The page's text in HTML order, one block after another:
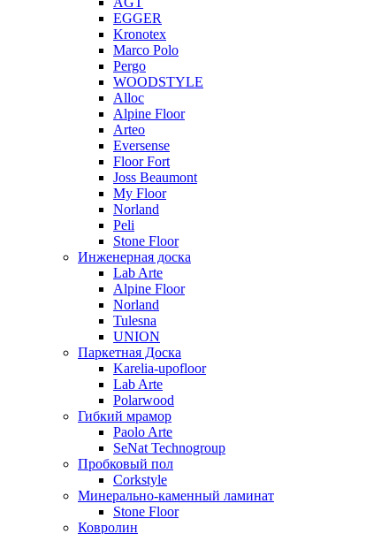
EGGER
Kronotex
Marco Polo
Pergo
WOODSTYLE
Alloc
Alpine Floor
Arteo
Eversense
Floor Fort
Joss Beaumont
My Floor
Norland
Peli
Stone Floor
Инженерная доска
Lab Arte
Alpine Floor
Norland
Tulesna
UNION
Паркетная Доска
Karelia-upofloor
Lab Arte
Polarwood
Гибкий мрамор
Paolo Arte
SeNat Technogroup
Пробковый пол
Corkstyle
Минерально-каменный ламинат
Stone Floor
Ковролин